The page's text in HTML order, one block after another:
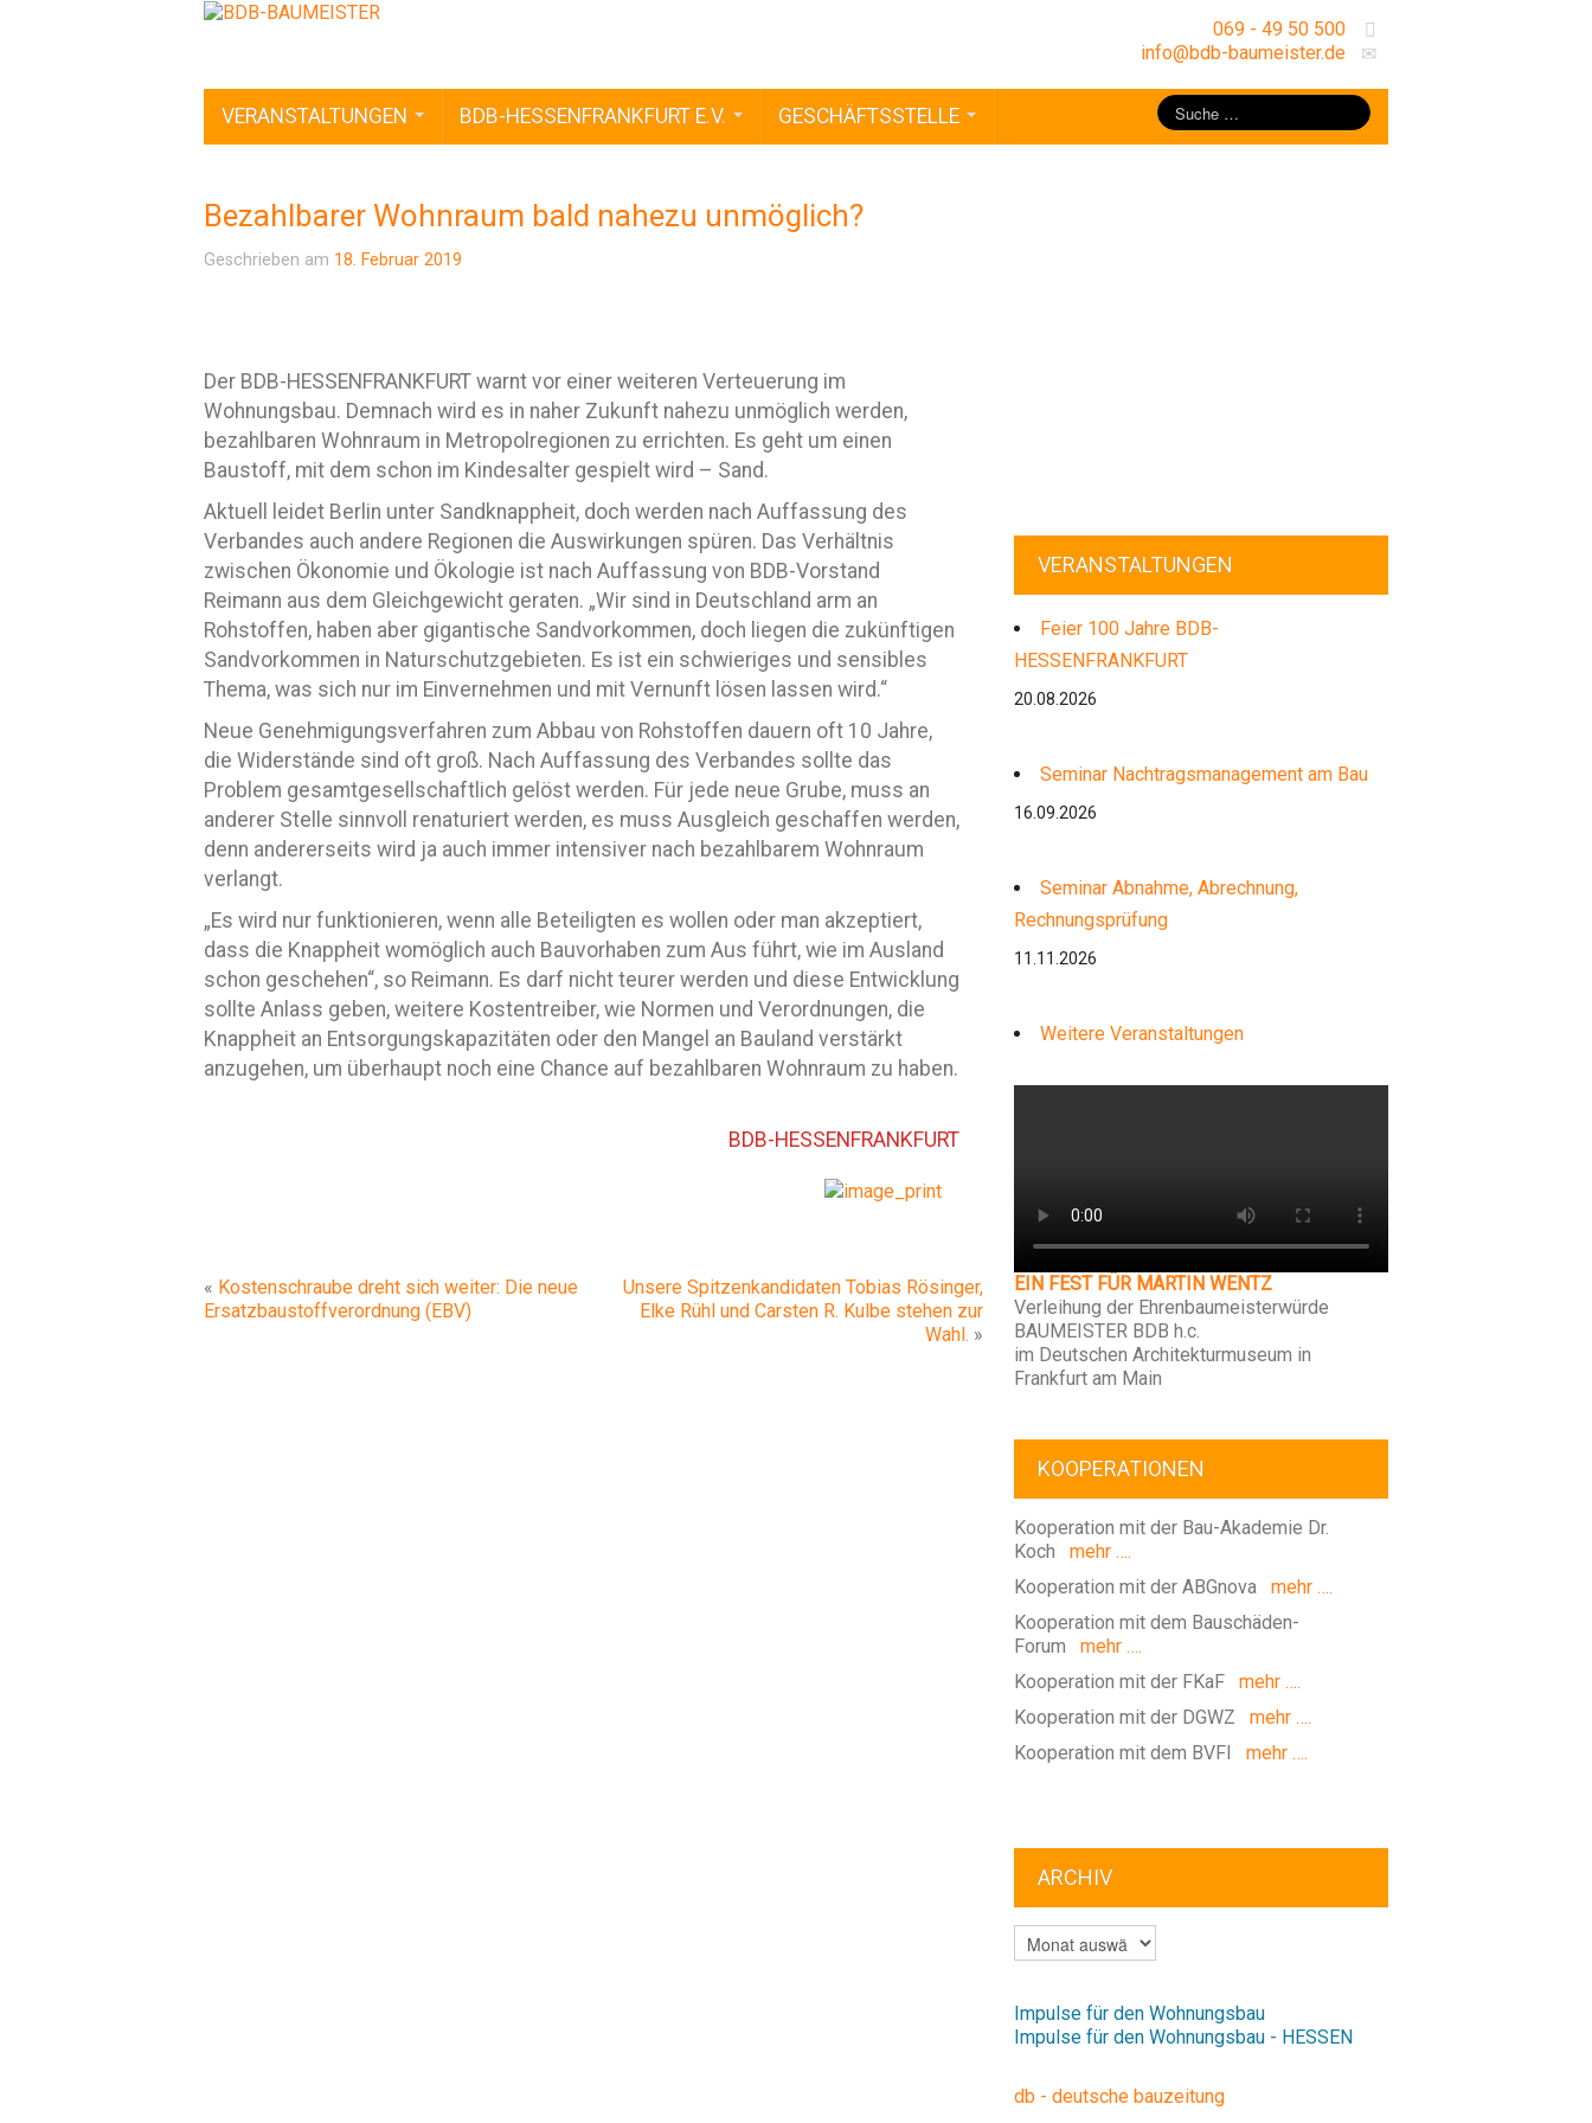
069 - 49 50 500
info@bdb-baumeister.de
VERANSTALTUNGEN BDB-HESSENFRANKFURT E.V. GESCHÄFTSSTELLE
Bezahlbarer Wohnraum bald nahezu unmöglich?
Geschrieben am 18. Februar 2019
Der BDB-HESSENFRANKFURT warnt vor einer weiteren Verteuerung im
Wohnungsbau. Demnach wird es in naher Zukunft nahezu unmöglich werden,
bezahlbaren Wohnraum in Metropolregionen zu errichten. Es geht um einen
Baustoff, mit dem schon im Kindesalter gespielt wird – Sand.
Aktuell leidet Berlin unter Sandknappheit, doch werden nach Auffassung des
Verbandes auch andere Regionen die Auswirkungen spüren. Das Verhältnis
zwischen Ökonomie und Ökologie ist nach Auffassung von BDB-Vorstand
Reimann aus dem Gleichgewicht geraten. „Wir sind in Deutschland arm an
Rohstoffen, haben aber gigantische Sandvorkommen, doch liegen die zukünftigen
Sandvorkommen in Naturschutzgebieten. Es ist ein schwieriges und sensibles
Thema, was sich nur im Einvernehmen und mit Vernunft lösen lassen wird.“
Neue Genehmigungsverfahren zum Abbau von Rohstoffen dauern oft 10 Jahre,
die Widerstände sind oft groß. Nach Auffassung des Verbandes sollte das
Problem gesamtgesellschaftlich gelöst werden. Für jede neue Grube, muss an
anderer Stelle sinnvoll renaturiert werden, es muss Ausgleich geschaffen werden,
denn andererseits wird ja auch immer intensiver nach bezahlbarem Wohnraum
verlangt.
„Es wird nur funktionieren, wenn alle Beteiligten es wollen oder man akzeptiert,
dass die Knappheit womöglich auch Bauvorhaben zum Aus führt, wie im Ausland
schon geschehen“, so Reimann. Es darf nicht teurer werden und diese Entwicklung
sollte Anlass geben, weitere Kostentreiber, wie Normen und Verordnungen, die
Knappheit an Entsorgungskapazitäten oder den Mangel an Bauland verstärkt
anzugehen, um überhaupt noch eine Chance auf bezahlbaren Wohnraum zu haben.
BDB-HESSENFRANKFURT
« Kostenschraube dreht sich weiter: Die neue
Ersatzbaustoffverordnung (EBV)
Unsere Spitzenkandidaten Tobias Rösinger,
Elke Rühl und Carsten R. Kulbe stehen zur
Wahl. »
VERANSTALTUNGEN
Feier 100 Jahre BDB-
HESSENFRANKFURT
20.08.2026
Seminar Nachtragsmanagement am Bau
16.09.2026
Seminar Abnahme, Abrechnung,
Rechnungsprüfung
11.11.2026
Weitere Veranstaltungen
EIN FEST FÜR MARTIN WENTZ
Verleihung der Ehrenbaumeisterwürde
BAUMEISTER BDB h.c.
im Deutschen Architekturmuseum in
Frankfurt am Main
KOOPERATIONEN
Kooperation mit der Bau-Akademie Dr.
Koch mehr ….
Kooperation mit der ABGnovamehr ….
Kooperation mit dem Bauschäden-
Forum mehr ….
Kooperation mit der FKaFmehr ….
Kooperation mit der DGWZ mehr ….
Kooperation mit dem BVFI mehr ….
ARCHIV
ARCHIV
Impulse für den Wohnungsbau
Impulse für den Wohnungsbau - HESSEN
db - deutsche bauzeitung